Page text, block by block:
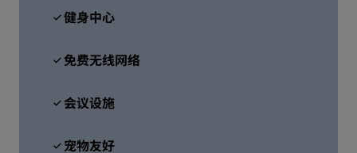
健身中心
免费无线网络
会议设施
宠物友好